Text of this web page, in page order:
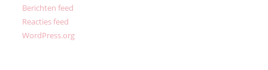
Berichten feed
Reacties feed
WordPress.org